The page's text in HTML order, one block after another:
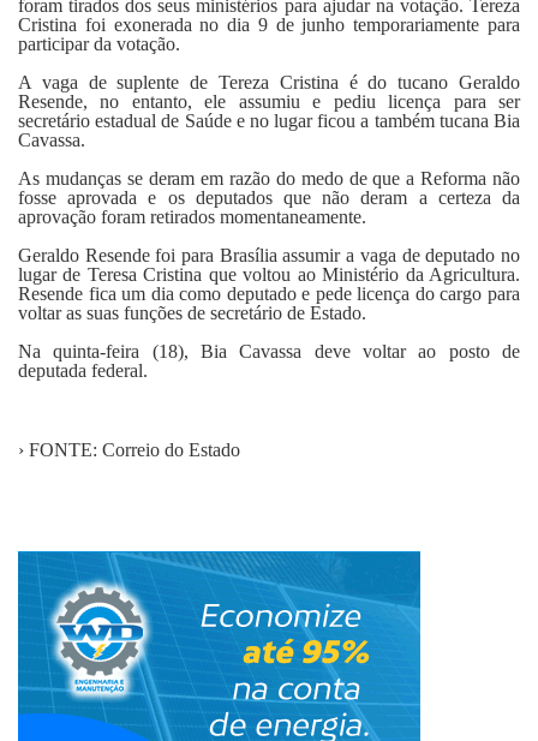
foram tirados dos seus ministérios para ajudar na votação. Tereza
Cristina foi exonerada no dia 9 de junho temporariamente para
participar da votação.
A vaga de suplente de Tereza Cristina é do tucano Geraldo
Resende, no entanto, ele assumiu e pediu licença para ser
secretário estadual de Saúde e no lugar ficou a também tucana Bia
Cavassa.
As mudanças se deram em razão do medo de que a Reforma não
fosse aprovada e os deputados que não deram a certeza da
aprovação foram retirados momentaneamente.
Geraldo Resende foi para Brasília assumir a vaga de deputado no
lugar de Teresa Cristina que voltou ao Ministério da Agricultura.
Resende fica um dia como deputado e pede licença do cargo para
voltar as suas funções de secretário de Estado.
Na quinta-feira (18), Bia Cavassa deve voltar ao posto de
deputada federal.
› FONTE: Correio do Estado